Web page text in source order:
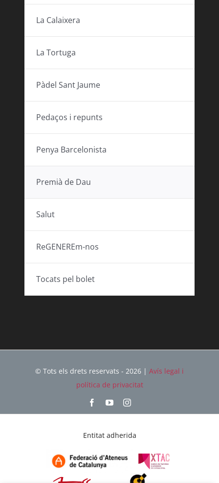
La Calaixera
La Tortuga
Pàdel Sant Jaume
Pedaços i repunts
Penya Barcelonista
Premià de Dau
Salut
ReGENEREm-nos
Tocats pel bolet
© Tots els drets reservats - 2026 | Avís legal i
política de privacitat
Entitat adherida